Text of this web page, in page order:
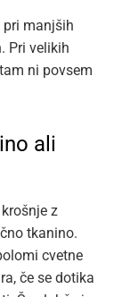
pri manjših
Pri velikih
ni povsem
ali
z
tkanino.
cvetne
če se dotika